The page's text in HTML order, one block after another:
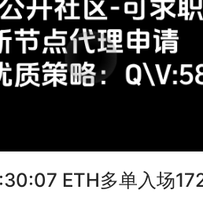
ETH多单入场